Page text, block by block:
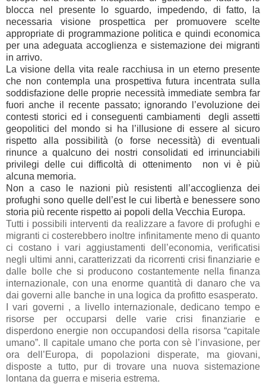
blocca nel presente lo sguardo, impedendo, di fatto, la
necessaria visione prospettica per promuovere scelte
appropriate di programmazione politica e quindi economica
per una adeguata accoglienza e sistemazione dei migranti
in arrivo.
La visione della vita reale racchiusa in un eterno presente
che non contempla una prospettiva futura incentrata sulla
soddisfazione delle proprie necessità immediate sembra far
fuori anche il recente passato; ignorando l’evoluzione dei
contesti storici ed i conseguenti cambiamenti
degli assetti
geopolitici del mondo si ha l’illusione di essere al sicuro
rispetto alla possibilità (o forse necessità) di eventuali
rinunce a qualcuno dei nostri consolidati ed irrinunciabili
privilegi delle cui difficoltà di ottenimento
non vi è più
alcuna memoria.
Non a caso le nazioni più resistenti all’accoglienza dei
profughi sono quelle dell’est le cui libertà e benessere sono
storia più recente rispetto ai popoli della Vecchia Europa.
Tutti i possibili interventi da realizzare a favore di profughi e
migranti ci costerebbero inoltre infinitamente meno di quanto
ci costano i vari aggiustamenti dell’economia, verificatisi
negli ultimi anni, caratterizzati da ricorrenti crisi finanziarie e
dalle bolle che si producono costantemente nella finanza
internazionale, con una enorme quantità di danaro che va
dai governi alle banche in una logica da profitto esasperato.
I vari governi , a livello internazionale, dedicano tempo e
risorse per occuparsi delle varie crisi finanziarie e
disperdono energie non occupandosi della risorsa “capitale
umano”. Il capitale umano che porta con sè l’invasione, per
ora dell’Europa, di popolazioni disperate, ma giovani,
disposte a tutto, pur di trovare una nuova sistemazione
lontana da guerra e miseria estrema.